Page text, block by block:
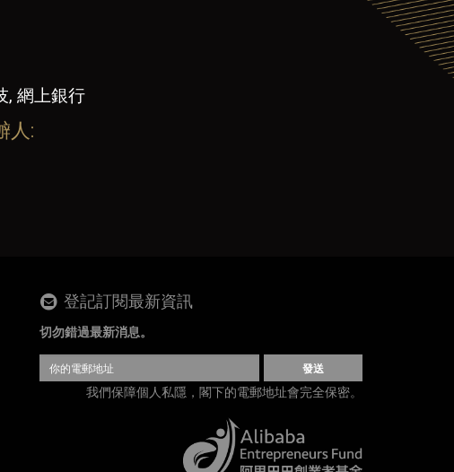
, 網上銀行
人:
登記訂閱最新資訊
切勿錯過最新消息。
發送
我們保障個人私隱，閣下的電郵地址會完全保密。